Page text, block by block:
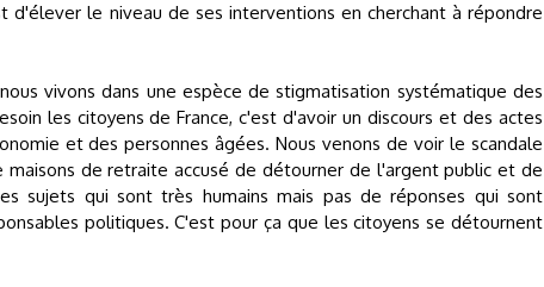
le niveau de ses interventions en cherchant à répondre
vivons dans une espèce de stigmatisation systématique des
les citoyens de France, c'est d'avoir un discours et des actes
et des personnes âgées. Nous venons de voir le scandale
maisons de retraite accusé de détourner de l'argent public et de
sujets qui sont très humains mais pas de réponses qui sont
politiques. C'est pour ça que les citoyens se détournent